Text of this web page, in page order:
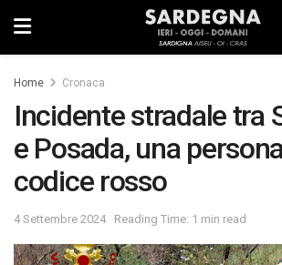
Home Cronaca
Incidente stradale tra
e Posada, una
codice rosso
4 Settembre 2024 Reading Time: 1 min read